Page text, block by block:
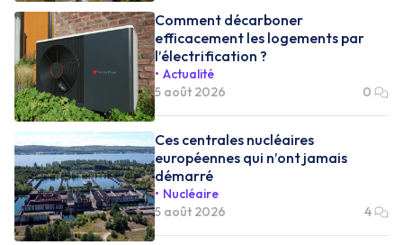
Comment décarboner
efficacement les logements par
l’électrification ?
Actualité
5 août 2026
0
Ces centrales nucléaires
européennes qui n’ont jamais
démarré
Nucléaire
5 août 2026
4